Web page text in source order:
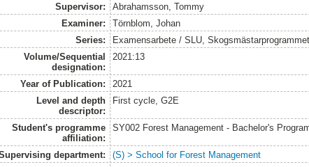
Supervisor:
Abrahamsson, Tommy
Examiner:
Törnblom, Johan
Series:
Examensarbete / SLU, Skogsmästarprogrammet
Volume/Sequential
designation:
2021:13
Year of Publication:
2021
Level and depth
descriptor:
First cycle, G2E
Student's programme
affiliation:
SY002 Forest Management - Bachelor's
department:
(S) > School for Forest Management